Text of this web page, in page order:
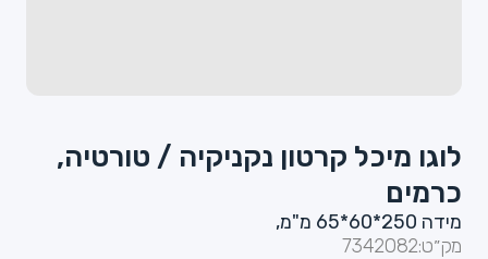
לוגו מיכל קרטון נקניקיה / טורטיה,
כרמים
מידה 250*60*65 מ"מ,
מק״ט:7342082